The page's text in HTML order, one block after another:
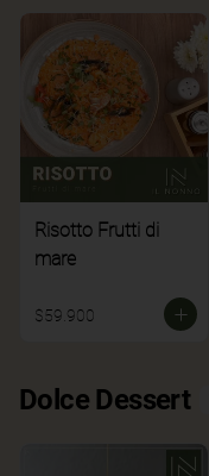
Risotto Frutti di
mare
$59.900
Dolce Dessert